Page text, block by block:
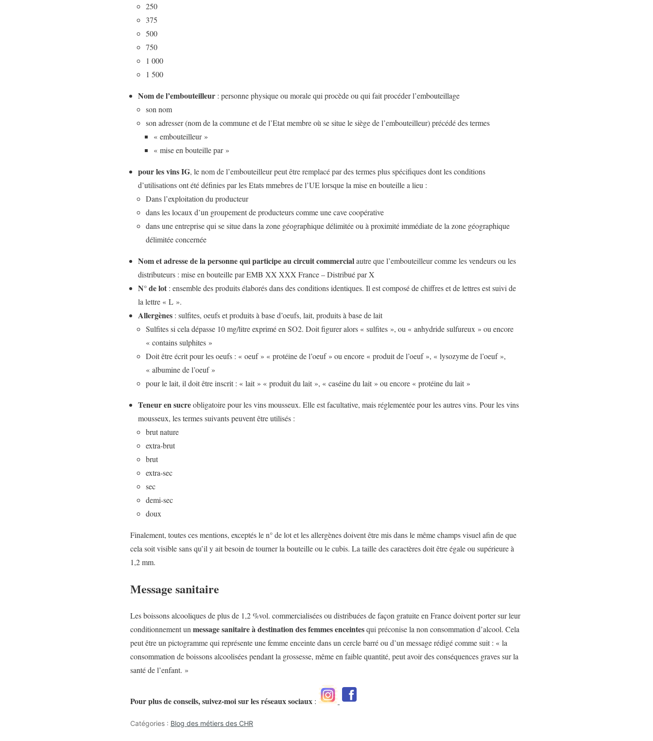
250
375
500
750
1 000
1 500
Nom de l’embouteilleur : personne physique ou morale qui procède ou qui fait procéder l’embouteillage
son nom
son adresser (nom de la commune et de l’Etat membre où se situe le siège de l’embouteilleur) précédé des termes
« embouteilleur »
« mise en bouteille par »
pour les vins IG, le nom de l’embouteilleur peut être remplacé par des termes plus spécifiques dont les conditions
d’utilisations ont été définies par les Etats mmebres de l’UE lorsque la mise en bouteille a lieu :
Dans l’exploitation du producteur
dans les locaux d’un groupement de producteurs comme une cave coopérative
dans une entreprise qui se situe dans la zone géographique délimitée ou à proximité immédiate de la zone géographique
délimitée concernée
Nom et adresse de la personne qui participe au circuit commercialautre que l’embouteilleur comme les vendeurs ou les
distributeurs : mise en bouteille par EMB XX XXX France – Distribué par X
N° de lot : ensemble des produits élaborés dans des conditions identiques. Il est composé de chiffres et de lettres est suivi de
la lettre « L ».
Allergènes : sulfites, oeufs et produits à base d’oeufs, lait, produits à base de lait
Sulfites si cela dépasse 10 mg/litre exprimé en SO2. Doit figurer alors « sulfites », ou « anhydride sulfureux » ou encore
« contains sulphites »
Doit être écrit pour les oeufs : « oeuf » « protéine de l’oeuf » ou encore « produit de l’oeuf », « lysozyme de l’oeuf »,
« albumine de l’oeuf »
pour le lait, il doit être inscrit : « lait » « produit du lait », « caséine du lait » ou encore « protéine du lait »
Teneur en sucreobligatoire pour les vins mousseux. Elle est facultative, mais réglementée pour les autres vins. Pour les vins
mousseux, les termes suivants peuvent être utilisés :
brut nature
extra-brut
brut
extra-sec
sec
demi-sec
doux
Finalement, toutes ces mentions, exceptés le n° de lot et les allergènes doivent être mis dans le même champs visuel afin de que
cela soit visible sans qu’il y ait besoin de tourner la bouteille ou le cubis. La taille des caractères doit être égale ou supérieure à
1,2 mm.
Message sanitaire
Les boissons alcooliques de plus de 1,2 %vol. commercialisées ou distribuées de façon gratuite en France doivent porter sur leur
conditionnement un message sanitaire à destination des femmes enceintesqui préconise la non consommation d’alcool. Cela
peut être un pictogramme qui représente une femme enceinte dans un cercle barré ou d’un message rédigé comme suit : « la
consommation de boissons alcoolisées pendant la grossesse, même en faible quantité, peut avoir des conséquences graves sur la
santé de l’enfant. »
Pour plus de conseils, suivez-moi sur les réseaux sociaux :
Catégories : Blog des métiers des CHR